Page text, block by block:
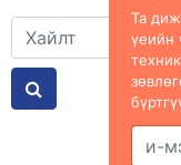
Та
үеийн